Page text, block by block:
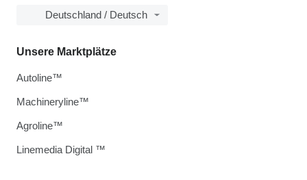
Deutschland / Deutsch
Unsere Marktplätze
Autoline™
Machineryline™
Agroline™
Linemedia Digital ™